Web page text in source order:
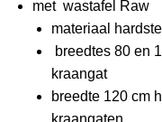
met wastafel Raw
materiaal
breedtes 80 en
kraangat
breedte 120 cm
kraangaten